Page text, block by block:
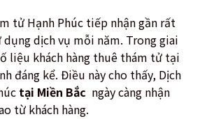
tử Hạnh Phúc tiếp nhận gần rất
dụng dịch vụ mỗi năm. Trong giai
liệu khách hàng thuê thám tử tại
đáng kể. Điều này cho thấy, Dịch
tại Miền Bắc ngày càng nhận
từ khách hàng.